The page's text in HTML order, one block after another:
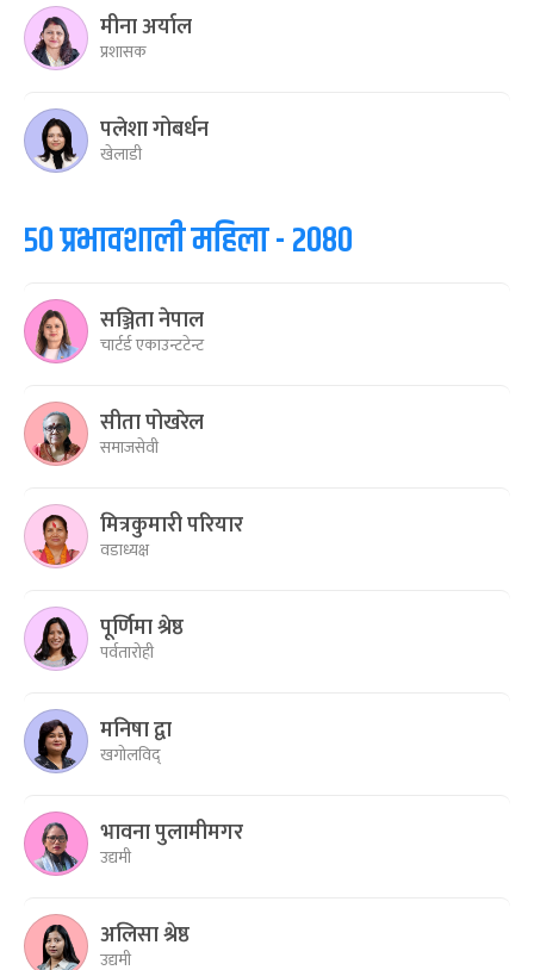
मीना अर्याल
प्रशासक
पलेशा गोबर्धन
खेलाडी
५० प्रभावशाली महिला - २०८०
सञ्जिता नेपाल
चार्टर्ड एकाउन्टटेन्ट
सीता पोखरेल
समाजसेवी
मित्रकुमारी परियार
वडाध्यक्ष
पूर्णिमा श्रेष्ठ
पर्वतारोही
मनिषा द्वा
खगोलविद्
भावना पुलामीमगर
उद्यमी
अलिसा श्रेष्ठ
उद्यमी